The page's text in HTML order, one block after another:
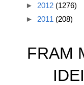
► 2012 (1276)
► 2011 (208)
FRAM